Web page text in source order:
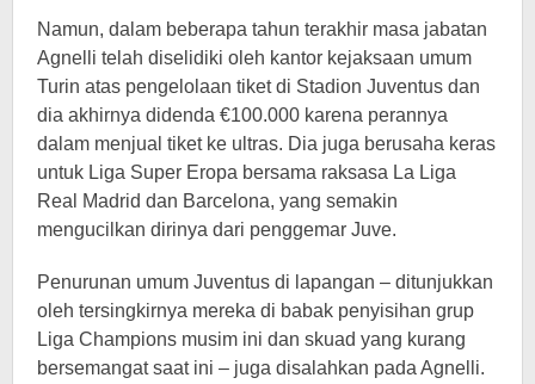
Namun, dalam beberapa tahun terakhir masa jabatan
Agnelli telah diselidiki oleh kantor kejaksaan umum
Turin atas pengelolaan tiket di Stadion Juventus dan
dia akhirnya didenda €100.000 karena perannya
dalam menjual tiket ke ultras. Dia juga berusaha keras
untuk Liga Super Eropa bersama raksasa La Liga
Real Madrid dan Barcelona, ​​yang semakin
mengucilkan dirinya dari penggemar Juve.
Penurunan umum Juventus di lapangan – ditunjukkan
oleh tersingkirnya mereka di babak penyisihan grup
Liga Champions musim ini dan skuad yang kurang
bersemangat saat ini – juga disalahkan pada Agnelli.